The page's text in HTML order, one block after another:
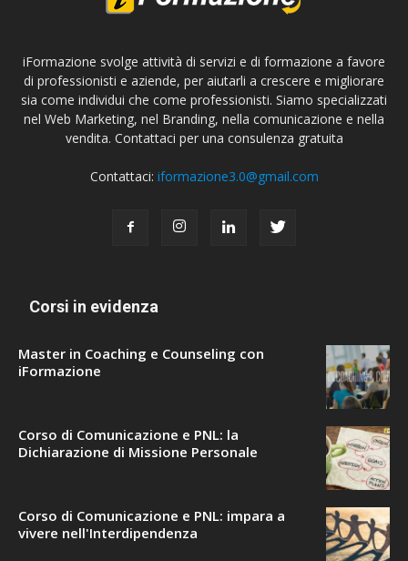
iFormazione svolge attività di servizi e di formazione a favore
di professionisti e aziende, per aiutarli a crescere e migliorare
sia come individui che come professionisti. Siamo specializzati
nel Web Marketing, nel Branding, nella comunicazione e nella
vendita. Contattaci per una consulenza gratuita
Contattaci: iformazione3.0@gmail.com
Corsi in evidenza
Master in Coaching e Counseling con
iFormazione
Corso di Comunicazione e PNL: la
Dichiarazione di Missione Personale
Corso di Comunicazione e PNL: impara a
vivere nell'Interdipendenza